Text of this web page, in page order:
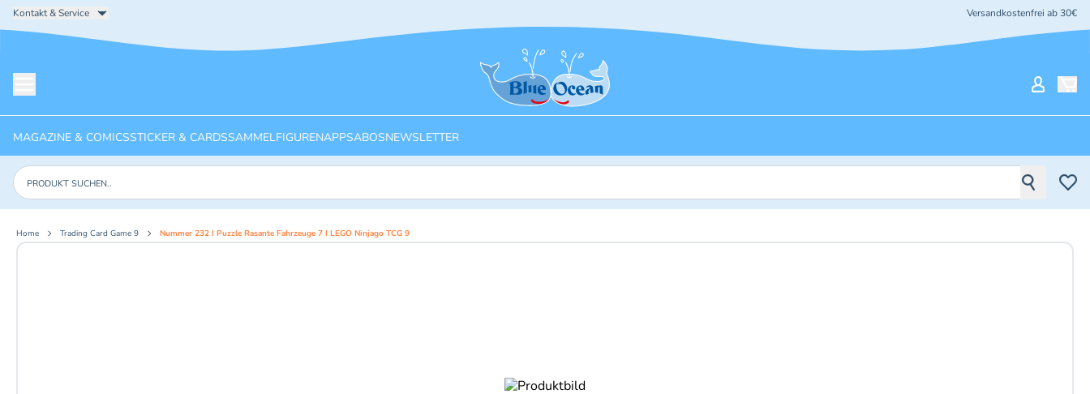
Kontakt & Service Versandkostenfrei ab 30€
Startseite
MAGAZINE & COMICSSTICKER & CARDSSAMMELFIGURENAPPSABOSNEWSLETTER
Produkte suchen
Home Trading Card Game 9 Nummer 232 I Puzzle Rasante Fahrzeuge 7 I LEGO Ninjago TCG 9